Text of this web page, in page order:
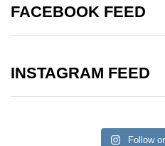
FACEBOOK FEED
INSTAGRAM FEED
Follow